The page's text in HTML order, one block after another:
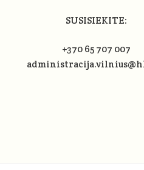
SUSISIEKITE:
+370 65 707 007